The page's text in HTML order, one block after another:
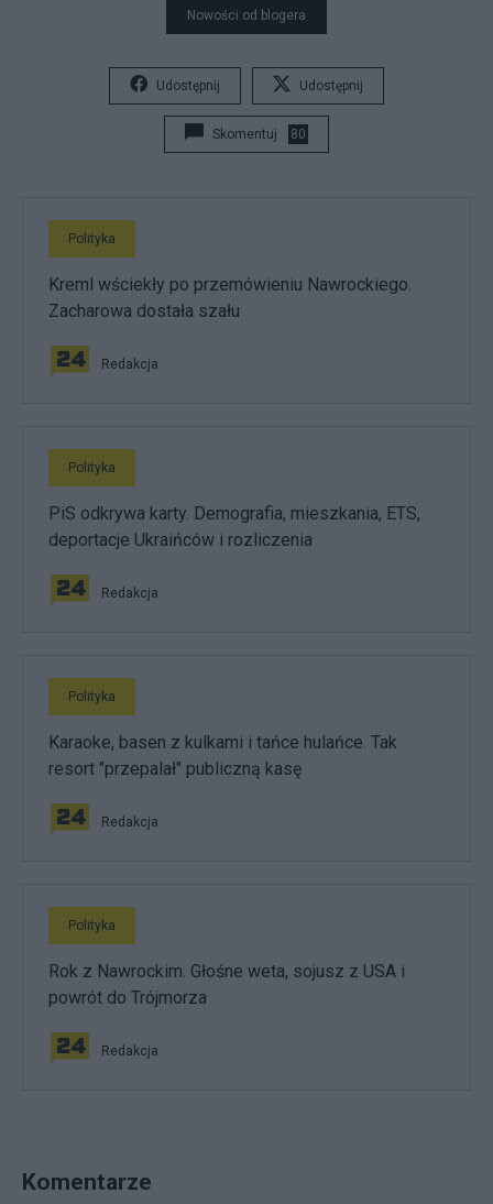
Nowości od blogera
Udostępnij Udostępnij
Skomentuj 80
Polityka
Kreml wściekły po przemówieniu Nawrockiego.
Zacharowa dostała szału
Redakcja
Polityka
PiS odkrywa karty. Demografia, mieszkania, ETS,
deportacje Ukraińców i rozliczenia
Redakcja
Polityka
Karaoke, basen z kulkami i tańce hulańce. Tak
resort "przepalał" publiczną kasę
Redakcja
Polityka
Rok z Nawrockim. Głośne weta, sojusz z USA i
powrót do Trójmorza
Redakcja
Komentarze